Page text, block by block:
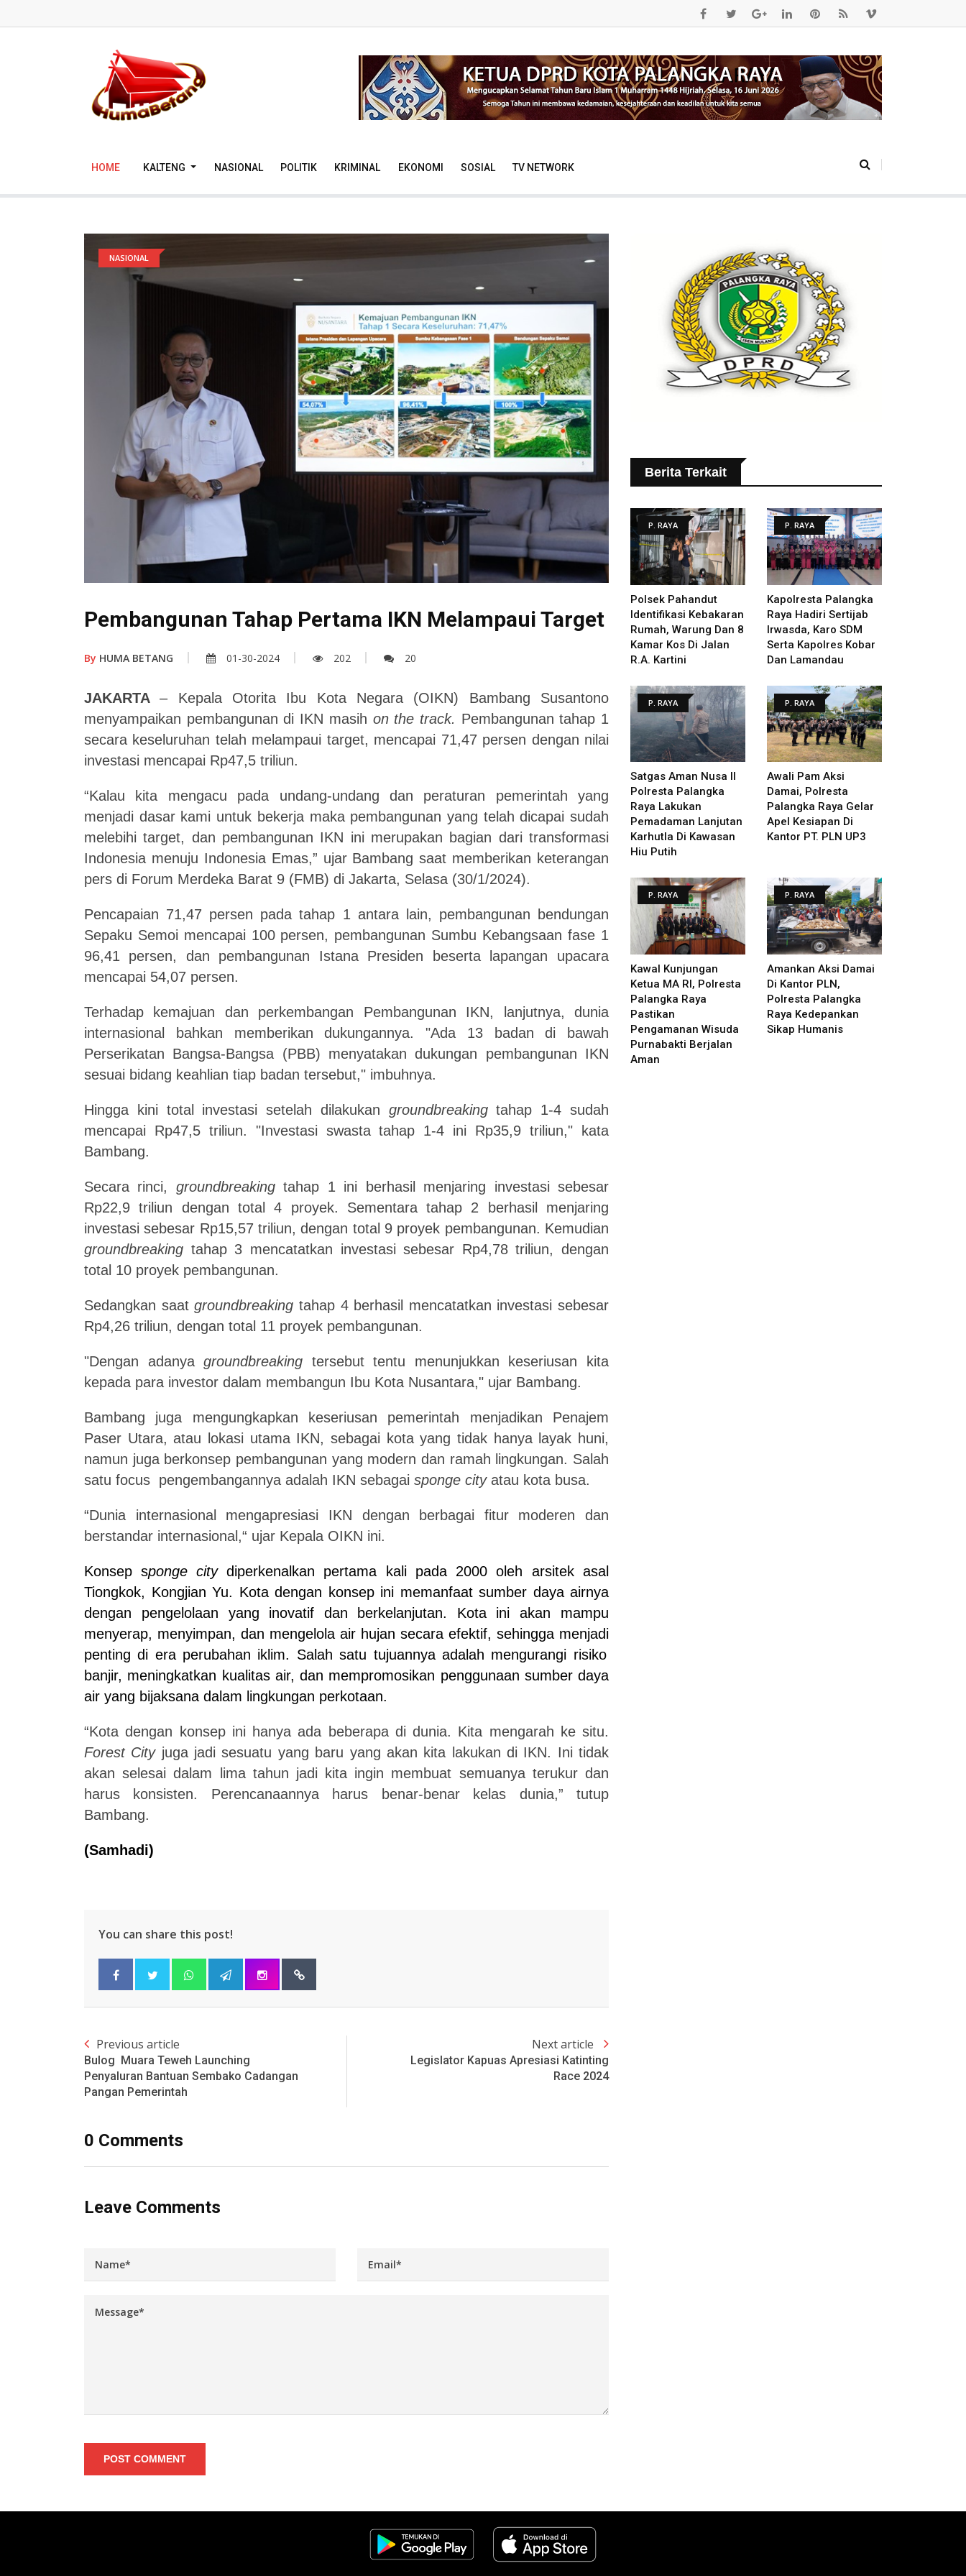
HOME KALTENG NASIONAL POLITIK KRIMINAL EKONOMI SOSIAL TV NETWORK
NASIONAL
Pembangunan Tahap Pertama IKN Melampaui Target
By HUMA BETANG 01-30-2024 202 20
JAKARTA – Kepala Otorita Ibu Kota Negara (OIKN) Bambang Susantono
menyampaikan pembangunan di IKN masih on the track. Pembangunan tahap 1
secara keseluruhan telah melampaui target, mencapai 71,47 persen dengan nilai
investasi mencapai Rp47,5 triliun.
“Kalau kita mengacu pada undang-undang dan peraturan pemerintah yang
menjadi dasar kami untuk bekerja maka pembangunan yang telah dicapai sudah
melebihi target, dan pembangunan IKN ini merupakan bagian dari transformasi
Indonesia menuju Indonesia Emas,” ujar Bambangsaat memberikan keterangan
pers di Forum Merdeka Barat 9 (FMB) di Jakarta, Selasa (30/1/2024).
Pencapaian 71,47 persen pada tahap 1 antara lain, pembangunan bendungan
Sepaku Semoi mencapai 100 persen, pembangunan Sumbu Kebangsaan fase 1
96,41 persen, dan pembangunan Istana Presiden beserta
lapangan upacara
mencapai 54,07 persen.
Terhadap kemajuan dan perkembangan Pembangunan IKN, lanjutnya, dunia
internasional bahkan memberikan dukungannya. "Ada 13 badan di bawah
Perserikatan Bangsa-Bangsa (PBB) menyatakan dukungan pembangunan IKN
sesuai bidang keahlian tiap badan tersebut," imbuhnya.
Hingga kini total investasi setelah dilakukan groundbreakingtahap 1-4 sudah
mencapai Rp47,5 triliun. "Investasi swasta tahap 1-4 ini Rp35,9 triliun," kata
Bambang.
Secara rinci, groundbreakingtahap 1 ini berhasil menjaring investasi sebesar
Rp22,9 triliun dengan total 4 proyek. Sementara tahap 2 berhasil menjaring
investasi sebesar Rp15,57 triliun, dengan total 9 proyek pembangunan. Kemudian
groundbreaking tahap 3 mencatatkan investasi sebesar Rp4,78 triliun, dengan
total 10 proyek pembangunan.
Sedangkan saatgroundbreaking tahap 4 berhasil mencatatkan investasi sebesar
Rp4,26 triliun, dengan total 11 proyek pembangunan.
"Dengan adanyagroundbreaking tersebuttentu menunjukkan keseriusan kita
kepada para investor dalam membangun Ibu Kota Nusantara," ujar Bambang.
Bambang juga mengungkapkan keseriusan pemerintah menjadikan Penajem
Paser Utara,atau
lokasi utama IKN, sebagai kota yang tidak hanya layak huni,
namun juga berkonsep pembangunan yang modern dan ramah lingkungan. Salah
satu focus pengembangannya adalah IKN sebagai sponge cityatau kota busa.
“Dunia internasional mengapresiasi IKN dengan berbagai fitur moderen dan
berstandar internasional,“ ujar Kepala OIKN ini.
Konsep sponge city diperkenalkan pertama kali pada 2000 oleh arsitekasal
Tiongkok, Kongjian Yu. Kota dengan konsep ini memanfaat sumber daya airnya
dengan pengelolaan yang inovatif dan berkelanjutan. Kota ini akan mampu
menyerap, menyimpan, dan mengelola air hujan secara efektif, sehingga menjadi
penting di era perubahan iklim. Salah satu tujuannya adalah mengurangi risiko
banjir, meningkatkan kualitas air, dan mempromosikan penggunaan sumber daya
air yang bijaksana dalam lingkungan perkotaan.
“Kota dengan konsep ini hanya ada beberapa di dunia. Kita mengarah ke situ.
Forest Cityjuga jadi sesuatu yang baru yang akan kita lakukan di IKN. Ini tidak
akan selesai dalam lima tahun jadi kita ingin membuat semuanya terukur dan
harus konsisten. Perencanaannya harus benar-benar kelas dunia,” tutup
Bambang.
(Samhadi)
You can share this post!
Previous article
Bulog Muara Teweh Launching
Penyaluran Bantuan Sembako Cadangan
Pangan Pemerintah
Next article
Legislator Kapuas Apresiasi Katinting
Race 2024
0 Comments
Leave Comments
POST COMMENT
Berita Terkait
P. RAYA
Polsek Pahandut
Identifikasi Kebakaran
Rumah, Warung Dan 8
Kamar Kos Di Jalan
R.A. Kartini
P. RAYA
Kapolresta Palangka
Raya Hadiri Sertijab
Irwasda, Karo SDM
Serta Kapolres Kobar
Dan Lamandau
P. RAYA
Satgas Aman Nusa II
Polresta Palangka
Raya Lakukan
Pemadaman Lanjutan
Karhutla Di Kawasan
Hiu Putih
P. RAYA
Awali Pam Aksi
Damai, Polresta
Palangka Raya Gelar
Apel Kesiapan Di
Kantor PT. PLN UP3
P. RAYA
Kawal Kunjungan
Ketua MA RI, Polresta
Palangka Raya
Pastikan
Pengamanan Wisuda
Purnabakti Berjalan
Aman
P. RAYA
Amankan Aksi Damai
Di Kantor PLN,
Polresta Palangka
Raya Kedepankan
Sikap Humanis